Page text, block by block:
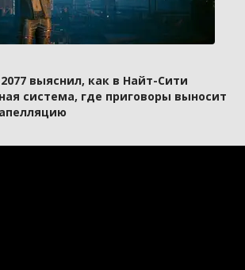
выяснил, как в Найт-Сити
система, где приговоры выносит